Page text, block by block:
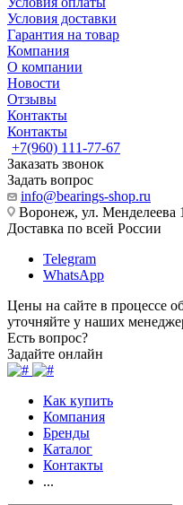
Условия доставки
Гарантия на товар
Компания
О компании
Новости
Отзывы
Контакты
Контакты
+7(960) 111-77-67
Заказать звонок
Задать вопрос
info@bearings-shop.ru
Воронеж, ул. Менделеева
Доставка по всей России
Telegram
WhatsApp
Цены на сайте в процессе
уточняйте у наших
Есть вопрос?
Задайте онлайн
Как купить
Компания
Бренды
Каталог
Контакты
...